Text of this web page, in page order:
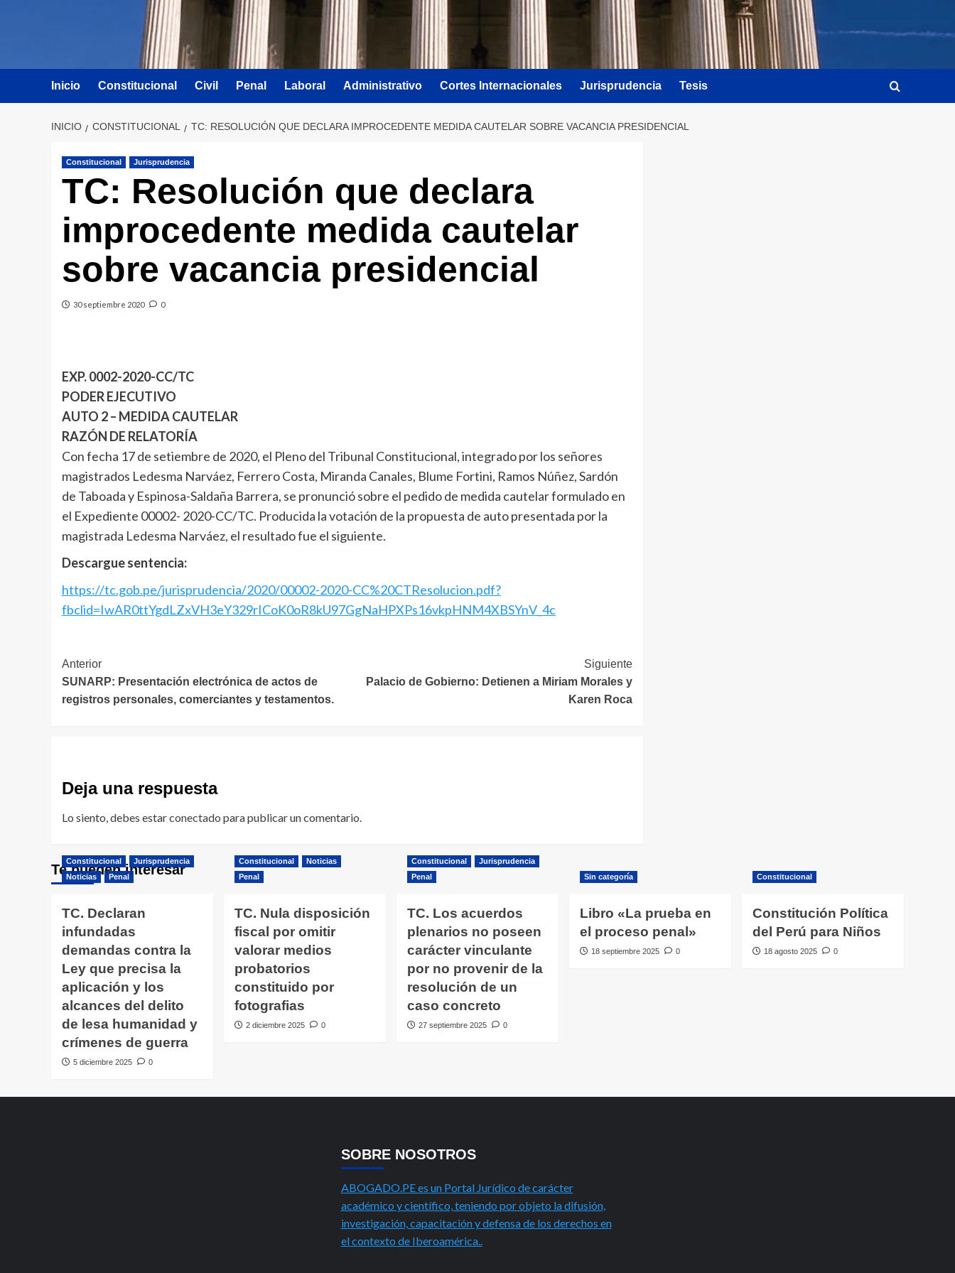
Inicio Constitucional Civil Penal Laboral Administrativo Cortes Internacionales Jurisprudencia Tesis
INICIO CONSTITUCIONAL TC: RESOLUCIÓN QUE DECLARA IMPROCEDENTE MEDIDA CAUTELAR SOBRE VACANCIA PRESIDENCIAL
Constitucional Jurisprudencia
TC: Resolución que declara
improcedente medida cautelar
sobre vacancia presidencial
30 septiembre 2020 0
EXP. 0002-2020-CC/TC
PODER EJECUTIVO
AUTO 2 – MEDIDA CAUTELAR
RAZÓN DE RELATORÍA
Con fecha 17 de setiembre de 2020, el Pleno del Tribunal Constitucional, integrado por los señores
magistrados Ledesma Narváez, Ferrero Costa, Miranda Canales, Blume Fortini, Ramos Núñez, Sardón
de Taboada y Espinosa-Saldaña Barrera, se pronunció sobre el pedido de medida cautelar formulado en
el Expediente 00002- 2020-CC/TC. Producida la votación de la propuesta de auto presentada por la
magistrada Ledesma Narváez, el resultado fue el siguiente.
Descargue sentencia:
https://tc.gob.pe/jurisprudencia/2020/00002-2020-CC%20CTResolucion.pdf?
fbclid=IwAR0ttYgdLZxVH3eY329rICoK0oR8kU97GgNaHPXPs16vkpHNM4XBSYnV_4c
Navegación
de
entradas
Anterior
SUNARP: Presentación electrónica de actos de
registros personales, comerciantes y testamentos.
Siguiente
Palacio de Gobierno: Detienen a Miriam Morales y
Karen Roca
Deja una respuesta
Lo siento, debes estarconectado para publicar un comentario.
Te pueden interesar
Constitucional
Jurisprudencia
Noticias
Penal
TC. Declaran
infundadas
demandas contra la
Ley que precisa la
aplicación y los
alcances del delito
de lesa humanidad y
crímenes de guerra
5 diciembre 2025 0
Constitucional
Noticias
Penal
TC. Nula disposición
fiscal por omitir
valorar medios
probatorios
constituido por
fotografias
2 diciembre 2025 0
Constitucional
Jurisprudencia
Penal
TC. Los acuerdos
plenarios no poseen
carácter vinculante
por no provenir de la
resolución de un
caso concreto
27 septiembre 2025 0
Sin categoría
Libro «La prueba en
el proceso penal»
18 septiembre 2025 0
Constitucional
Constitución Política
del Perú para Niños
18 agosto 2025 0
SOBRE NOSOTROS
ABOGADO.PE es un Portal Jurídico de carácter
académico y científico, teniendo por objeto la difusión,
investigación, capacitación y defensa de los derechos en
el contexto de Iberoamérica..